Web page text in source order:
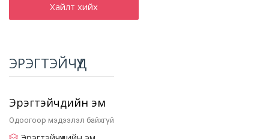
Хайлт хийх
ЭРЭГТЭЙЧҮҮД
Эрэгтэйчүүдийн эм
Одоогоор мэдээлэл байхгүй